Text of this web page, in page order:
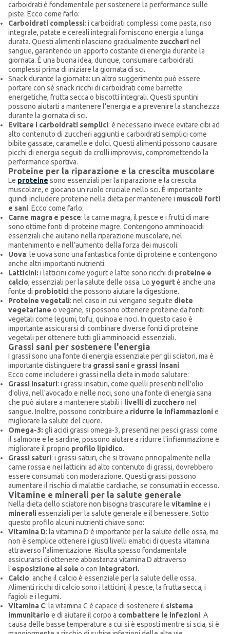
carboidrati è fondamentale per sostenere la performance sulle
piste. Ecco come farlo:
Carboidrati complessi: i carboidrati complessi come pasta, riso
integrale, patate e cereali integrali forniscono energia a lunga
durata. Questi alimenti rilasciano gradualmente zuccheri nel
sangue, garantendo un apporto costante di energia durante la
giornata. È una buona idea, dunque, consumare carboidrati
complessi prima di iniziare la giornata di sci.
Snack durante la giornata: un altro suggerimento può essere
portare con sé snack ricchi di carboidrati come barrette
energetiche, frutta secca o biscotti integrali. Questi spuntini
possono aiutarti a mantenere l'energia e a prevenire la stanchezza
durante la giornata di sci.
Evitare i carboidrati semplici: è necessario invece evitare cibi ad
alto contenuto di zuccheri aggiunti e carboidrati semplici come
bibite gassate, caramelle e dolci. Questi alimenti possono causare
picchi di energia seguiti da crolli improvvisi, compromettendo la
performance sportiva.
Proteine per la riparazione e la crescita muscolare
Le proteine sono essenziali per la riparazione e la crescita
muscolare, e giocano un ruolo cruciale nello sci. È importante
quindi includere proteine nella dieta per mantenere i muscoli forti
e sani. Ecco come farlo:
Carne magra e pesce: la carne magra, il pesce e i frutti di mare
sono ottime fonti di proteine magre. Contengono amminoacidi
essenziali che aiutano nella riparazione muscolare, nel
mantenimento e nell’aumento della forza dei muscoli.
Uova: le uova sono una fantastica fonte di proteine e contengono
anche altri importanti nutrienti.
Latticini: i latticini come yogurt e latte sono ricchi di proteine e
calcio, essenziali per la salute delle ossa. Lo yogurtè anche una
fonte di probiotici che possono aiutare la digestione.
Proteine vegetali: nel caso in cui vengano seguite diete
vegetariane o vegane, si possono ottenere proteine da fonti
vegetali come legumi, tofu, quinoa e noci. In questo caso è
importante assicurarsi di combinare diverse fonti di proteine
vegetali per ottenere tutti gli amminoacidi essenziali.
Grassi sani per sostenere l'energia
I grassi sono una fonte di energia essenziale per gli sciatori, ma è
importante distinguere tra grassi sani e grassi insani.
Ecco come includere i grassi nella dieta in modo salutare:
Grassi insaturi: i grassi insaturi, come quelli presenti nell'olio
d'oliva, nell'avocado e nelle noci, sono una fonte di energia sana
che può aiutare a mantenere stabili i livelli di zucchero nel
sangue. Inoltre, possono contribuire a ridurre le infiammazioni e
migliorare la salute del cuore.
Omega-3: gli acidi grassi omega-3, presenti nei pesci grassi come
il salmone e le sardine, possono aiutare a ridurre l'infiammazione e
migliorare il proprio profilo lipidico.
Grassi saturi: i grassi saturi, che si trovano principalmente nella
carne rossa e nei latticini ad alto contenuto di grassi, dovrebbero
essere consumati con moderazione. Questi grassi possono
aumentare il rischio di malattie cardiache, se consumati in eccesso.
Vitamine e minerali per la salute generale
Nella dieta dello sciatore non bisogna trascurare le vitamine e i
minerali essenziali per la salute generale e il benessere. Sotto
questo profilo alcuni nutrienti chiave sono:
Vitamina D: la vitamina D è importante per la salute delle ossa, ma
non è semplice ottenere i giusti livelli ematici di questa vitamina
attraverso l'alimentazione. Risulta spesso fondamentale
assicurarsi di ottenere abbastanza vitamina D attraverso
l'esposizione al sole o con integratori.
Calcio: anche il calcio è essenziale per la salute delle ossa.
Alimenti ricchi di calcio sono i latticini, il pesce, la frutta secca, i
fagioli e i legumi.
Vitamina C: la vitamina C è capace di sostenere il sistema
immunitario e di aiutare il corpo a combattere le infezioni. A
causa delle basse temperature a cui si è esposti mentre si scia, si è